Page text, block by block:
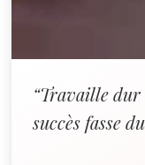
“Travaille dur
succès fasse